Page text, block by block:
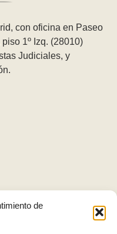
de
con oficina en Paseo
1º Izq. (28010)
Judiciales, y